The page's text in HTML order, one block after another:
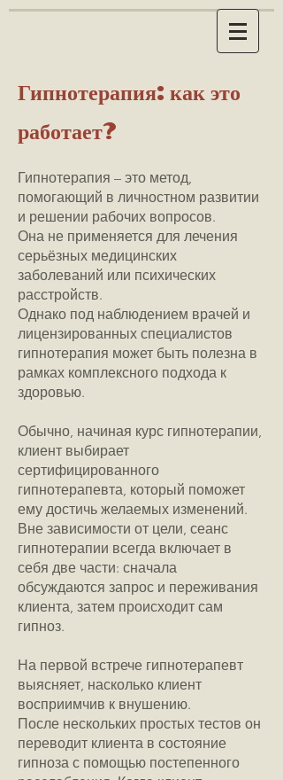
Гипнотерапия: как это
работает?
Гипнотерапия – это метод,
помогающий в личностном развитии
и решении рабочих вопросов.
Она не применяется для лечения
серьёзных медицинских
заболеваний или психических
расстройств.
Однако под наблюдением врачей и
лицензированных специалистов
гипнотерапия может быть полезна в
рамках комплексного подхода к
здоровью.
Обычно, начиная курс гипнотерапии,
клиент выбирает
сертифицированного
гипнотерапевта, который поможет
ему достичь желаемых изменений.
Вне зависимости от цели, сеанс
гипнотерапии всегда включает в
себя две части: сначала
обсуждаются запрос и переживания
клиента, затем происходит сам
гипноз.
На первой встрече гипнотерапевт
выясняет, насколько клиент
восприимчив к внушению.
После нескольких простых тестов он
переводит клиента в состояние
гипноза с помощью постепенного